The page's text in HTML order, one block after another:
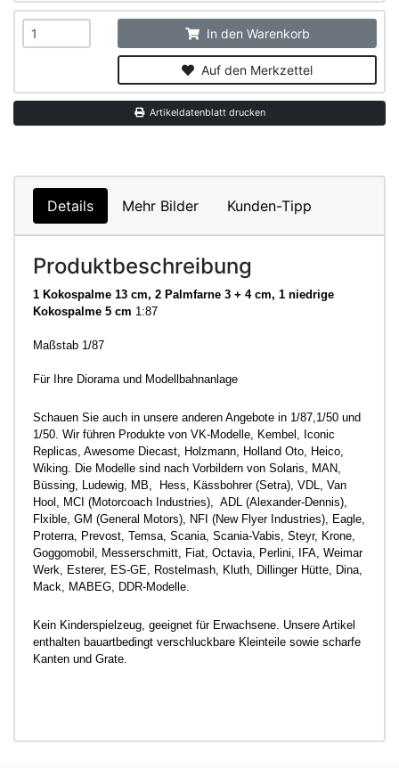
In den Warenkorb
Auf den Merkzettel
Artikeldatenblatt drucken
Details Mehr Bilder Kunden-Tipp
Produktbeschreibung
1 Kokospalme 13 cm, 2 Palmfarne 3 + 4 cm, 1 niedrige
Kokospalme 5 cm 1:87
Maßstab 1/87
Für Ihre Diorama und Modellbahnanlage
Schauen Sie auch in unsere anderen Angebote in 1/87,1/50 und
1/50. Wir führen Produkte von VK-Modelle, Kembel, Iconic
Replicas, Awesome Diecast, Holzmann, Holland Oto, Heico,
Wiking. Die Modelle sind nach Vorbildern von Solaris, MAN,
Büssing, Ludewig, MB, Hess, Kässbohrer (Setra), VDL, Van
Hool, MCI (Motorcoach Industries), ADL (Alexander-Dennis),
Flxible, GM (General Motors), NFI (New Flyer Industries), Eagle,
Proterra, Prevost, Temsa, Scania, Scania-Vabis, Steyr, Krone,
Goggomobil, Messerschmitt, Fiat, Octavia, Perlini, IFA, Weimar
Werk, Esterer, ES-GE, Rostelmash, Kluth, Dillinger Hütte, Dina,
Mack, MABEG, DDR-Modelle.
Kein Kinderspielzeug, geeignet für Erwachsene. Unsere Artikel
enthalten bauartbedingt verschluckbare Kleinteile sowie scharfe
Kanten und Grate.